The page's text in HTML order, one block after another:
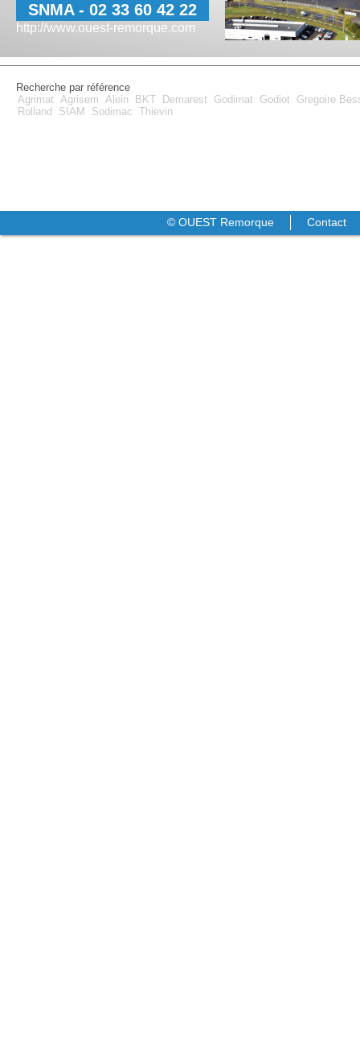
SNMA - 02 33 60 42 22
http://www.ouest-remorque.com
Recherche par référence
Agrimat Agrisem Alein BKT Demarest Godimat Godiot Gregoire
Rolland
SIAM Sodimac Thievin
© OUEST Remorque Contact